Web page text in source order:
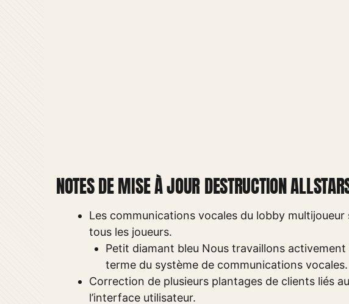
NOTES DE MISE À JOUR DESTRUCTION
Les communications vocales du lobby
tous les joueurs.
Petit diamant bleu Nous travaillons
terme du système de communications vocales.
Correction de plusieurs plantages de clients liés
l’interface utilisateur.